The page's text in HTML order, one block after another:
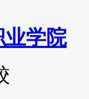
业学院